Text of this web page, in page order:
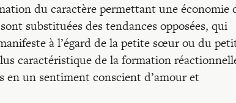
du caractère permettant une économie
substituées des tendances opposées, qui
à l’égard de la petite sœur ou du
caractéristique de la formation
en un sentiment conscient d’amour et